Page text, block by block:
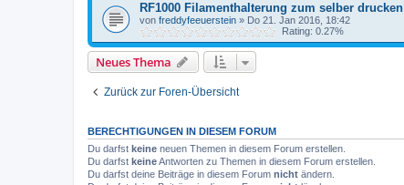
RF1000 Filamenthalterung zum selber drucken
von freddyfeeuerstein » Do 21. Jan 2016, 18:42
Rating: 0.27%
Neues Thema
Zurück zur Foren-Übersicht
BERECHTIGUNGEN IN DIESEM FORUM
Du darfst keine neuen Themen in diesem Forum erstellen.
Du darfst keineAntworten zu Themen in diesem Forum erstellen.
Du darfst deine Beiträge in diesem Forum nicht ändern.